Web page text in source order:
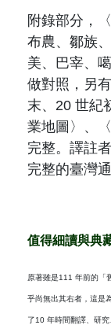
附錄部分，
布農、鄒族
美、巴宰、
做對照，另
末、 20 世紀
業地圖〉、
完整。譯註
完整的臺灣通
值得細讀與典
原著雖是111 年前的「
乎尚無出其右者，這是
了10 年時間翻譯、研究